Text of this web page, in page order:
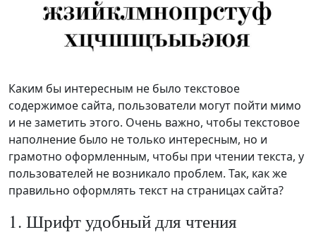
Каким бы интересным не было текстовое
содержимое сайта, пользователи могут пойти мимо
и не заметить этого. Очень важно, чтобы текстовое
наполнение было не только интересным, но и
грамотно оформленным, чтобы при чтении текста, у
пользователей не возникало проблем. Так, как же
правильно оформлять текст на страницах сайта?
1. Шрифт удобный для чтения